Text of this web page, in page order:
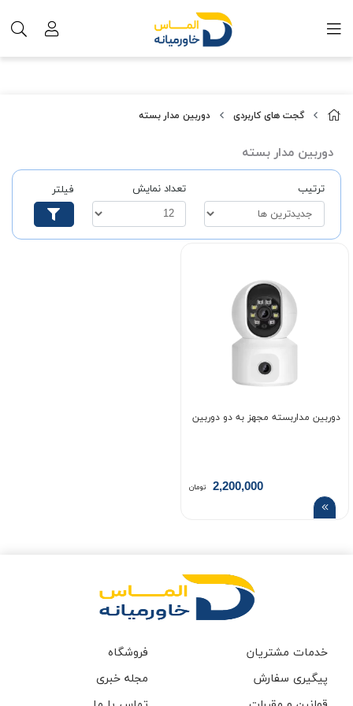
گجت های کاربردی دوربین مدار بسته
دوربین مدار بسته
ترتیب تعداد نمایش فیلتر
دوربین مداربسته مجهز به دو دوربین
2,200,000 تومان
خدمات مشتریان
پیگیری سفارش
فروشگاه
مجله خبری